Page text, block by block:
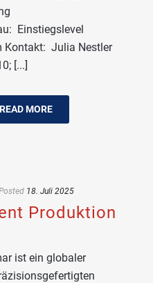
Einstiegslevel
Kontakt: Julia Nestler
[...]
READ MORE
18. Juli 2025
Produktion
ist ein globaler